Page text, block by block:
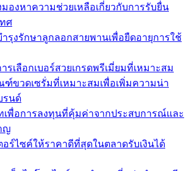
องหาความช่วยเหลือเกี่ยวกับการรับยื่น
ศ
ำรุงรักษาลูกลอกสายพานเพื่อยืดอายุการใช้
เลือกเบอร์สวยเกรดพรีเมี่ยมที่เหมาะสม
ฑ์ขวดเซรั่มที่เหมาะสมเพื่อเพิ่มความน่า
รนด์
เพื่อการลงทุนที่คุ้มค่าจากประสบการณ์และ
ญ
อร์ไซค์ให้ราคาดีที่สุดในตลาดรับเงินได้